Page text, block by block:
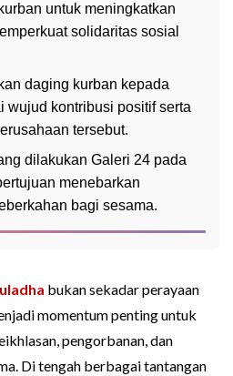
untuk meningkatkan
solidaritas sosial
daging kurban kepada
wujud kontribusi positif serta
tersebut.
dilakukan Galeri 24 pada
menebarkan
bagi sesama.
bukan sekadar perayaan
momentum penting untuk
pengorbanan, dan
Di tengah berbagai tantangan